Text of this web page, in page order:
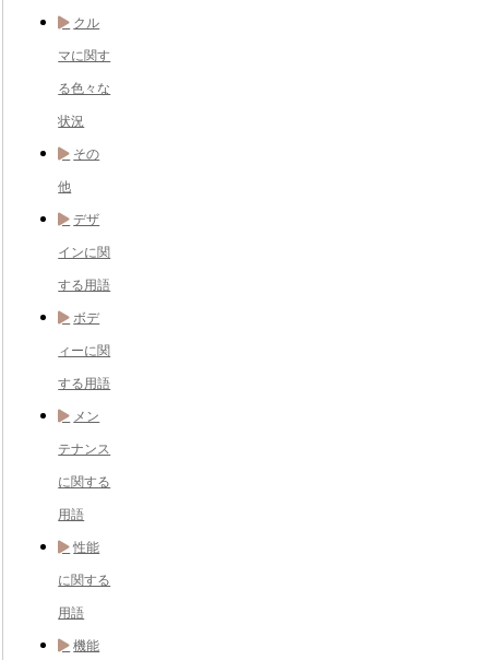
クル
マに関す
る色々な
状況
その
他
デザ
インに関
する用語
ボデ
ィーに関
する用語
メン
テナンス
に関する
用語
性能
に関する
用語
機能